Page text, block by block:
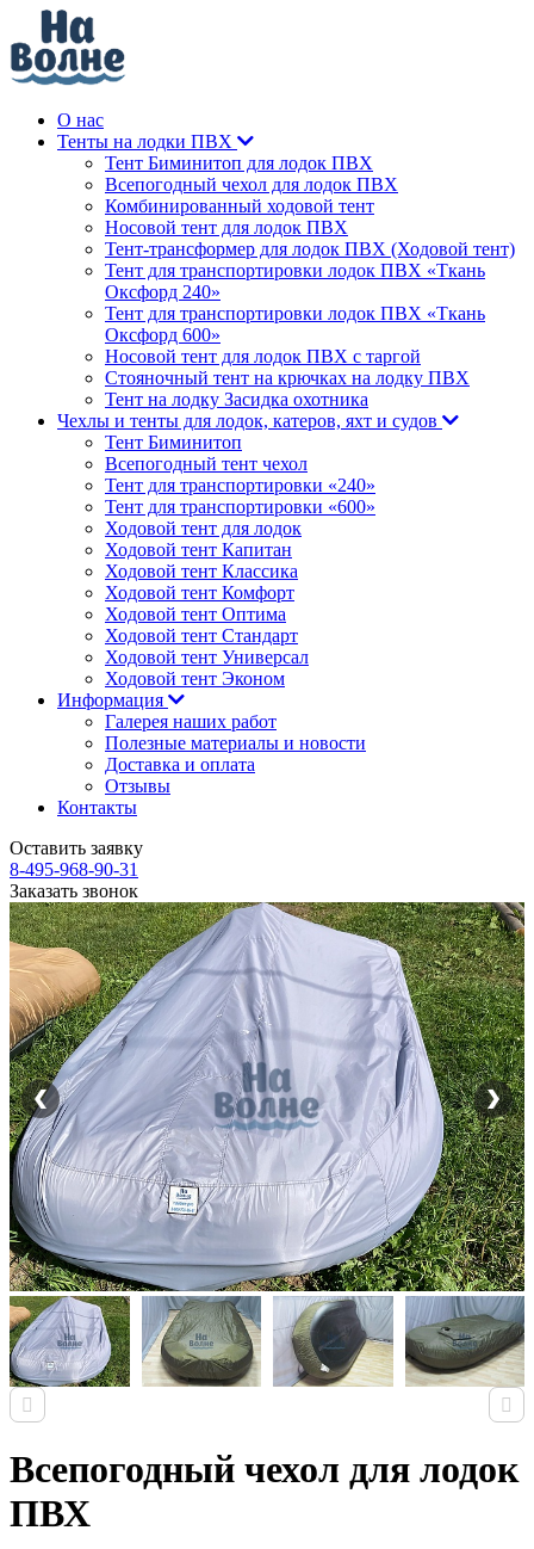
О нас
Тенты на лодки ПВХ
Тент Биминитоп для лодок ПВХ
Всепогодный чехол для лодок ПВХ
Комбинированный ходовой тент
Носовой тент для лодок ПВХ
Тент-трансформер для лодок ПВХ (Ходовой тент)
Тент для транспортировки лодок ПВХ «Ткань
Оксфорд 240»
Тент для транспортировки лодок ПВХ «Ткань
Оксфорд 600»
Носовой тент для лодок ПВХ с таргой
Стояночный тент на крючках на лодку ПВХ
Тент на лодку Засидка охотника
Чехлы и тенты для лодок, катеров, яхт и судов
Тент Биминитоп
Всепогодный тент чехол
Тент для транспортировки «240»
Тент для транспортировки «600»
Ходовой тент для лодок
Ходовой тент Капитан
Ходовой тент Классика
Ходовой тент Комфорт
Ходовой тент Оптима
Ходовой тент Стандарт
Ходовой тент Универсал
Ходовой тент Эконом
Информация
Галерея наших работ
Полезные материалы и новости
Доставка и оплата
Отзывы
Контакты
Оставить заявку
8-495-968-90-31
Заказать звонок
Всепогодный чехол для лодок
ПВХ